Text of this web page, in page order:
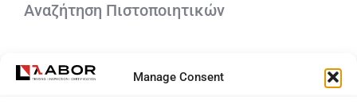
Manage Consent
Αναζήτηση Πιστοποιητικών